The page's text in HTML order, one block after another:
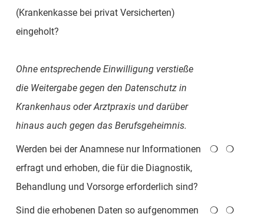
(Krankenkasse bei privat Versicherten)
eingeholt?
Ohne entsprechende Einwilligung verstieße
die Weitergabe gegen den Datenschutz in
Krankenhaus oder Arztpraxis und darüber
hinaus auch gegen das Berufsgeheimnis.
Werden bei der Anamnese nur Informationen
erfragt und erhoben, die für die Diagnostik,
Behandlung und Vorsorge erforderlich sind?
❍ ❍
Sind die erhobenen Daten so aufgenommen
❍ ❍